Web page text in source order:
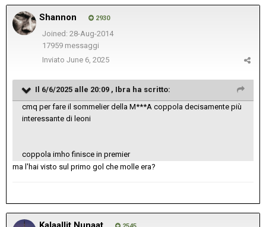
Shannon 2930
Joined: 28-Aug-2014
17959 messaggi
Inviato June 6, 2025
Il 6/6/2025 alle 20:09 , Ibra ha scritto:
cmq per fare il sommelier della M***A coppola decisamente più
interessante di leoni
coppola imho finisce in premier
ma l'hai visto sul primo gol che molle era?